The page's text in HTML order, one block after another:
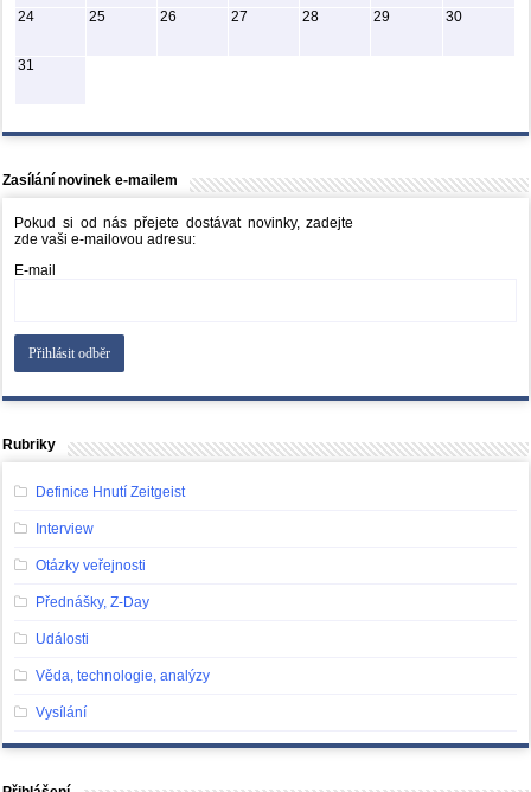
24 25 26 27 28 29 30
31
Zasílání novinek e-mailem
Pokud si od nás přejete dostávat novinky, zadejte
zde vaši e-mailovou adresu:
E-mail
Rubriky
Definice Hnutí Zeitgeist
Interview
Otázky veřejnosti
Přednášky, Z-Day
Události
Věda, technologie, analýzy
Vysílání